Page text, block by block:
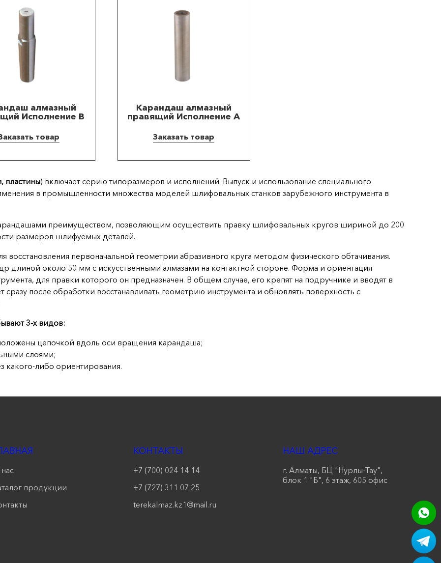
алмазный
Исполнение B
товар
Карандаш алмазный
правящий Исполнение A
Заказать товар
пластины) включает серию типоразмеров и исполнений. Выпуск и использование специального
в промышленности множества моделей шлифовальных станков зарубежного инструмента в
преимуществом, позволяющим осуществить правку шлифовальных кругов шириной до 200
размеров шлифуемых деталей.
первоначальной геометрии абразивного круга методом физического обтачивания.
длиной около 50 мм с искусственными алмазами на контактной стороне. Форма и ориентация
для правки которого он предназначен. В общем случае, его крепят на подручнике и вводят в
после обработки восстанавливать геометрию инструмента и обновлять поверхность с
3-х видов:
цепочкой вдоль оси вращения карандаша;
слоями;
какого-либо ориентирования.
продукции
КОНТАКТЫ
+7 (700) 024 14 14
+7 (727) 311 07 25
terekalmaz.kz1@mail.ru
НАШ АДРЕС
г. Алматы, БЦ "Нурлы-Тау",
блок 1 "Б", 6 этаж, 605 офис